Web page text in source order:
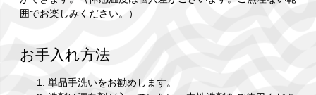
囲でお楽しみください。）
お手入れ方法
単品手洗いをお勧めします。